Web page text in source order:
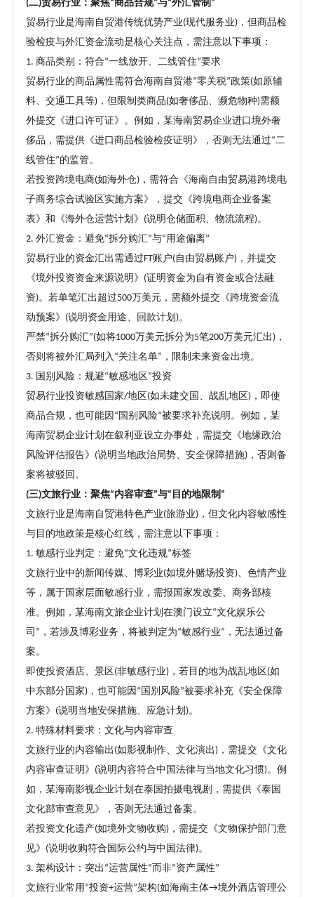
(二)贸易行业：聚焦“ 商品合规”与“外汇管制 ”
贸易行业是海南自贸港传统优势产业(现代服务业)，但商品检
验检疫与外汇资金流动是核心关注点，需注意以下事项：
1. 商品类别：符合“一线放开、二线管住”要求
贸易行业的商品属性需符合海南自贸港“零关税”政策(如原辅
料、交通工具等)，但限制类商品(如奢侈品、濒危物种)需额
外提交《进口许可证》。例如，某海南贸易企业进口境外奢
侈品，需提供《进口商品检验检疫证明》，否则无法通过“二
线管住”的监管。
若投资跨境电商(如海外仓)，需符合《海南自由贸易港跨境电
子商务综合试验区实施方案》，提交《跨境电商企业备案
表》和《海外仓运营计划》 (说明仓储面积、物流流程)。
2. 外汇资金：避免“拆分购汇”与“用途偏离”
贸易行业的资金汇出需通过FT账户(自由贸易账户)，并提交
《境外投资资金来源说明》 (证明资金为自有资金或合法融
资)。若单笔汇出超过500万美元，需额外提交《跨境资金流
动预案》 (说明资金用途、回款计划 )。
严禁“拆分购汇”(如将1000万美元拆分为5笔200万美元汇出 )，
否则将被外汇局列入 “关注名单” ，限制未来资金出境。
3. 国别风险：规避“敏感地区”投资
贸易行业投资敏感国家/地区(如未建交国、战乱地区)，即使
商品合规，也可能因 “ 国别风险”被要求补充说明。例如，某
海南贸易企业计划在叙利亚设立办事处，需提交《地缘政治
风险评估报告》 (说明当地政治局势、安全保障措施)，否则备
案将被驳回。
(三)文旅行业：聚焦“内容审查”与“ 目的地限制 ”
文旅行业是海南自贸港特色产业(旅游业)，但文化内容敏感性
与目的地政策是核心红线，需注意以下事项：
1. 敏感行业判定：避免“文化违规”标签
文旅行业中的新闻传媒、博彩业(如境外赌场投资)、色情产业
等，属于国家层面敏感行业，需报国家发改委、商务部核
准。例如，某海南文旅企业计划在澳门设立“文化娱乐公
司 ” ，若涉及博彩业务，将被判定为“敏感行业” ，无法通过备
案。
即使投资酒店、景区(非敏感行业)，若目的地为战乱地区(如
中东部分国家)，也可能因 “ 国别风险”被要求补充《安全保障
方案》 (说明当地安保措施、应急计划 )。
2. 特殊材料要求：文化与内容审查
文旅行业的内容输出 (如影视制作、文化演出 )，需提交《文化
内容审查证明》 (说明内容符合中国法律与当地文化习惯)。例
如，某海南影视企业计划在泰国拍摄电视剧，需提供《泰国
文化部审查意见》，否则无法通过备案。
若投资文化遗产(如境外文物收购)，需提交《文物保护部门意
见》 (说明收购符合国际公约与中国法律)。
3. 架构设计：突出 “运营属性”而非“资产属性”
文旅行业常用 “投资+运营”架构(如海南主体→境外酒店管理公